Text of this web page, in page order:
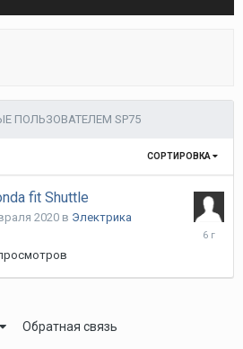
ПОЛЬЗОВАТЕЛЕМ SP75
СОРТИРОВКА
fit Shuttle
2020 в Электрика
Обратная связь